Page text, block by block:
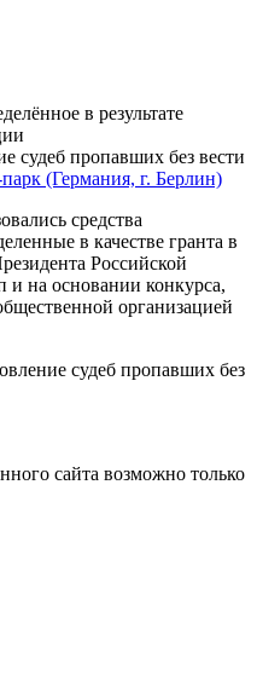
в результате
судеб пропавших без вести
(Германия, г. Берлин)
средства
в качестве гранта в
Российской
на основании конкурса,
организацией
судеб пропавших без
сайта возможно только